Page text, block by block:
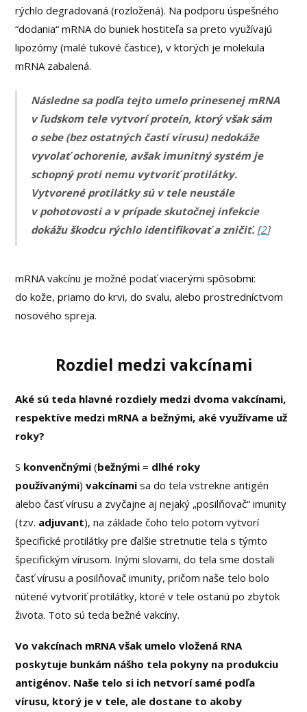
rýchlo degradovaná (rozložená). Na podporu úspešného
“dodania“ mRNA do buniek hostiteľa sa preto využívajú
lipozómy (malé tukové častice), v ktorých je molekula
mRNA zabalená.
Následne sa podľa tejto umelo prinesenej mRNA
v ľudskom tele vytvorí proteín, ktorý však sám
o sebe (bez ostatných častí vírusu) nedokáže
vyvolať ochorenie, avšak imunitný systém je
schopný proti nemu vytvoriť protilátky.
Vytvorené protilátky sú v tele neustále
v pohotovosti a v prípade skutočnej infekcie
dokážu škodcu rýchlo identifikovať a zničiť. [2]
mRNA vakcínu je možné podať viacerými spôsobmi:
do kože, priamo do krvi, do svalu, alebo prostredníctvom
nosového spreja.
Rozdiel medzi vakcínami
Aké sú teda hlavné rozdiely medzi dvoma vakcínami,
respektíve medzi mRNA a bežnými, aké využívame už
roky?
S konvenčnými (bežnými = dlhé roky
používanými)vakcínami sa do tela vstrekne antigén
alebo časť vírusu a zvyčajne aj nejaký „posilňovač“ imunity
(tzv. adjuvant), na základe čoho telo potom vytvorí
špecifické protilátky pre ďalšie stretnutie tela s týmto
špecifickým vírusom. Inými slovami, do tela sme dostali
časť vírusu a posilňovač imunity, pričom naše telo bolo
nútené vytvoriť protilátky, ktoré v tele ostanú po zbytok
života. Toto sú teda bežné vakcíny.
Vo vakcínach mRNA však umelo vložená RNA
poskytuje bunkám nášho tela pokyny na produkciu
antigénov. Naše telo si ich netvorí samé podľa
vírusu, ktorý je v tele, ale dostane to akoby